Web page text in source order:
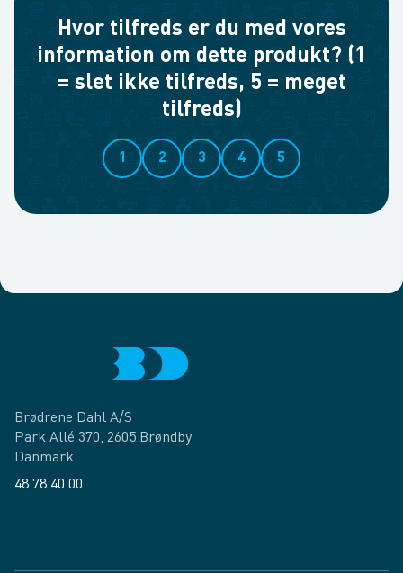
Hvor tilfreds er du med vores
information om dette produkt? (1
= slet ikke tilfreds, 5 = meget
tilfreds)
1 2 3 4 5
Brødrene Dahl A/S
Park Allé 370, 2605 Brøndby
Danmark
48 78 40 00